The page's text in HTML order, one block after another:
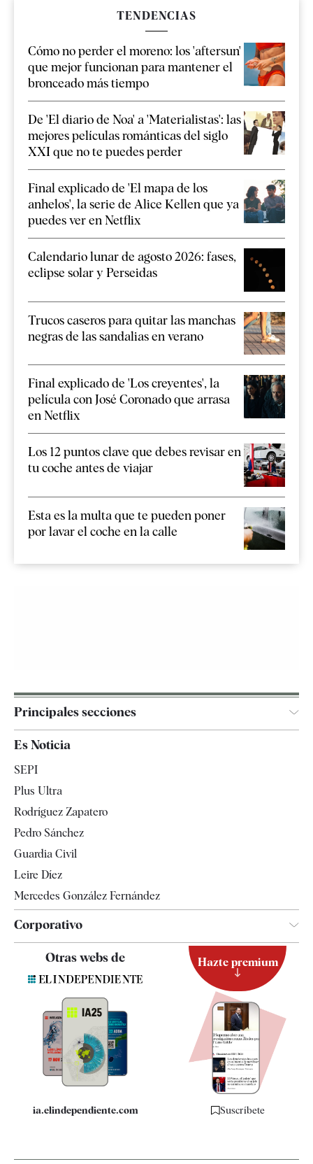
TENDENCIAS
Cómo no perder el moreno: los 'aftersun'
que mejor funcionan para mantener el
bronceado más tiempo
De 'El diario de Noa' a 'Materialistas': las
mejores películas románticas del siglo
XXI que no te puedes perder
Final explicado de 'El mapa de los
anhelos', la serie de Alice Kellen que ya
puedes ver en Netflix
Calendario lunar de agosto 2026: fases,
eclipse solar y Perseidas
Trucos caseros para quitar las manchas
negras de las sandalias en verano
Final explicado de 'Los creyentes', la
película con José Coronado que arrasa
en Netflix
Los 12 puntos clave que debes revisar en
tu coche antes de viajar
Esta es la multa que te pueden poner
por lavar el coche en la calle
Principales secciones
España
Televisión
Es Noticia
SEPI
Plus Ultra
Rodríguez Zapatero
Pedro Sánchez
Guardia Civil
Leire Díez
Mercedes González Fernández
Corporativo
Contacto
Quiénes somos
Especificaciones
Otras webs de
ia.elindependiente.com
Hazte premium
Suscríbete